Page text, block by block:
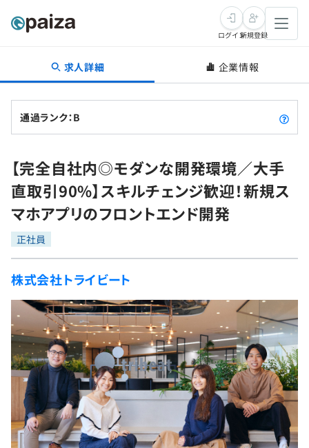
転職・キャリア
転職成功ガイド
転職エージェント
インタビュー
転職成功ガイド
新卒就活
求人検索
本選考
インターン
新卒エージェント
イベント・セミナー
インタビュー
就活成功ガイド
学習
問題集
4択課題
ナレッジ
リファレンス
プラン
個人向けプラン
プログラミング言語
評価結果一覧
再チャレンジ結果一覧
ゲーム・マンガ
Tech Team Journal
paiza times
note
paizaとは？
ログイン新規登録
求人詳細 企業情報
通過ランク：B
【完全自社内◎モダンな開発環境／大手
直取引90%】スキルチェンジ歓迎！新規ス
マホアプリのフロントエンド開発
正社員
株式会社トライビート